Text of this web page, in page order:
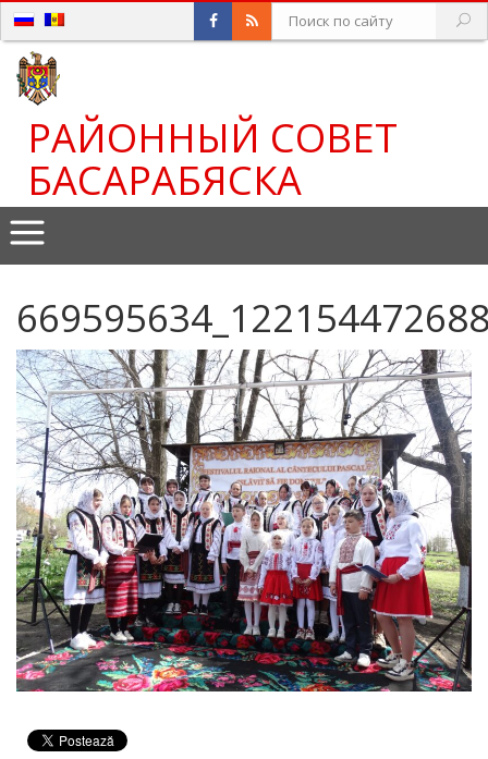
РАЙОННЫЙ СОВЕТ
БАСАРАБЯСКА